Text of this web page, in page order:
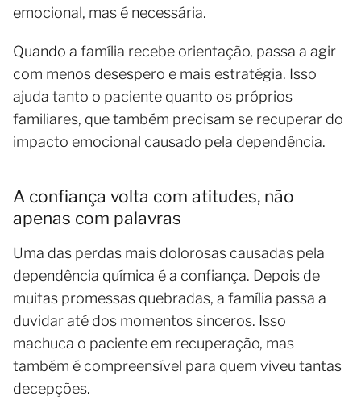
emocional, mas é necessária.
Quando a família recebe orientação, passa a agir
com menos desespero e mais estratégia. Isso
ajuda tanto o paciente quanto os próprios
familiares, que também precisam se recuperar do
impacto emocional causado pela dependência.
A confiança volta com atitudes, não
apenas com palavras
Uma das perdas mais dolorosas causadas pela
dependência química é a confiança. Depois de
muitas promessas quebradas, a família passa a
duvidar até dos momentos sinceros. Isso
machuca o paciente em recuperação, mas
também é compreensível para quem viveu tantas
decepções.